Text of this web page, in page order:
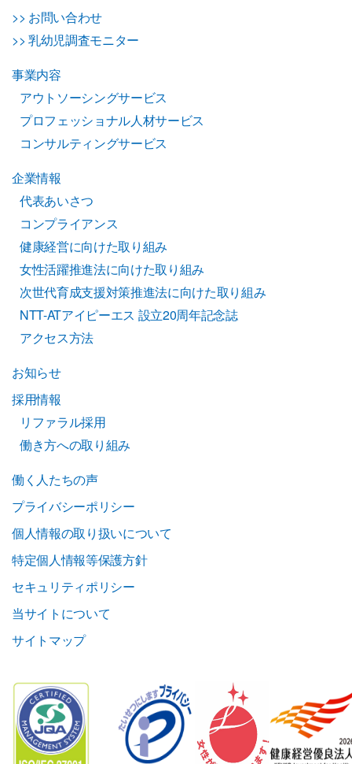
>> お問い合わせ
>> 乳幼児調査モニター
事業内容
アウトソーシングサービス
プロフェッショナル人材サービス
コンサルティングサービス
企業情報
代表あいさつ
コンプライアンス
健康経営に向けた取り組み
女性活躍推進法に向けた取り組み
次世代育成支援対策推進法に向けた取り組み
NTT-ATアイピーエス 設立20周年記念誌
アクセス方法
お知らせ
採用情報
リファラル採用
働き方への取り組み
働く人たちの声
プライバシーポリシー
個人情報の取り扱いについて
特定個人情報等保護方針
セキュリティポリシー
当サイトについて
サイトマップ